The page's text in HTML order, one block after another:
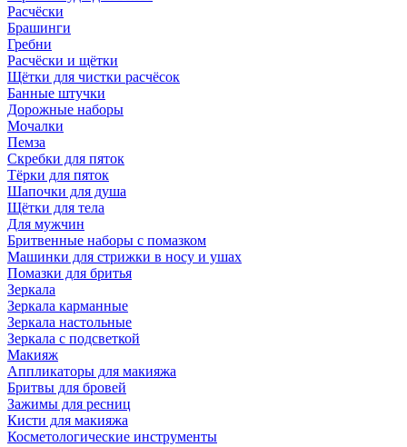
Расчёски
Брашинги
Гребни
Расчёски и щётки
Щётки для чистки расчёсок
Банные штучки
Дорожные наборы
Мочалки
Пемза
Скребки для пяток
Тёрки для пяток
Шапочки для душа
Щётки для тела
Для мужчин
Бритвенные наборы с помазком
Машинки для стрижки в носу и ушах
Помазки для бритья
Зеркала
Зеркала карманные
Зеркала настольные
Зеркала с подсветкой
Макияж
Аппликаторы для макияжа
Бритвы для бровей
Зажимы для ресниц
Кисти для макияжа
Косметологические инструменты